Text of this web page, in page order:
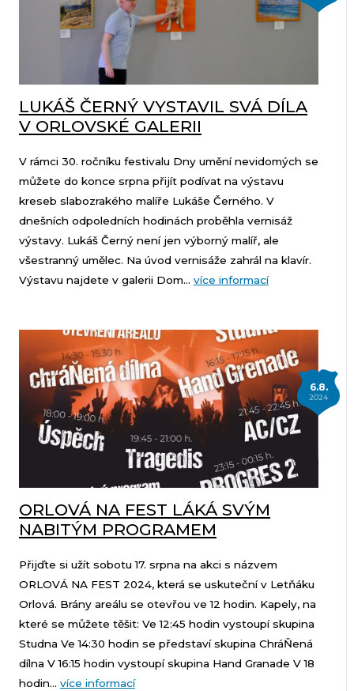
LUKÁŠ ČERNÝ VYSTAVIL SVÁ DÍLA
V ORLOVSKÉ GALERII
V rámci 30. ročníku festivalu Dny umění nevidomých se
můžete do konce srpna přijít podívat na výstavu
kreseb slabozrakého malíře Lukáše Černého. V
dnešních odpoledních hodinách proběhla vernisáž
výstavy. Lukáš Černý není jen výborný malíř, ale
všestranný umělec. Na úvod vernisáže zahrál na klavír.
Výstavu najdete v galerii Dom... více informací
6.8.
2024
ORLOVÁ NA FEST LÁKÁ SVÝM
NABITÝM PROGRAMEM
Přijďte si užít sobotu 17. srpna na akci s názvem
ORLOVÁ NA FEST 2024, která se uskuteční v Letňáku
Orlová. Brány areálu se otevřou ve 12 hodin. Kapely, na
které se můžete těšit: Ve 12:45 hodin vystoupí skupina
Studna Ve 14:30 hodin se představí skupina ChráŇená
dílna V 16:15 hodin vystoupí skupina Hand Granade V 18
hodin... více informací